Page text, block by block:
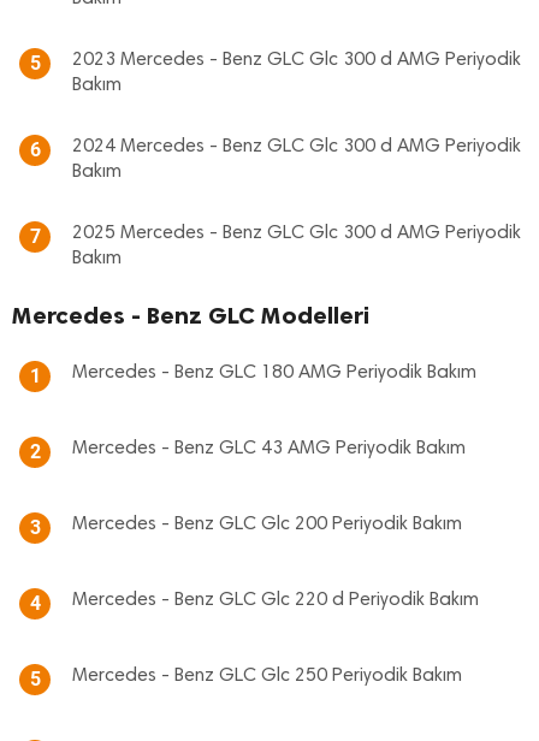
5
2023 Mercedes - Benz GLC Glc 300 d AMG Periyodik
Bakım
6
2024 Mercedes - Benz GLC Glc 300 d AMG Periyodik
Bakım
7
2025 Mercedes - Benz GLC Glc 300 d AMG Periyodik
Bakım
Mercedes - Benz GLC Modelleri
1 Mercedes - Benz GLC 180 AMG Periyodik Bakım
2 Mercedes - Benz GLC 43 AMG Periyodik Bakım
3 Mercedes - Benz GLC Glc 200 Periyodik Bakım
4 Mercedes - Benz GLC Glc 220 d Periyodik Bakım
5 Mercedes - Benz GLC Glc 250 Periyodik Bakım